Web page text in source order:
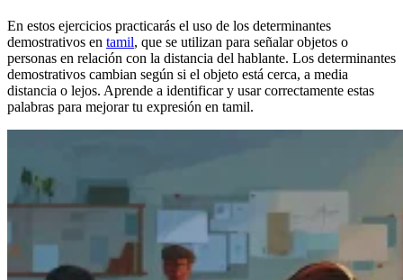
En estos ejercicios practicarás el uso de los determinantes
demostrativos en tamil, que se utilizan para señalar objetos o
personas en relación con la distancia del hablante. Los determinantes
demostrativos cambian según si el objeto está cerca, a media
distancia o lejos. Aprende a identificar y usar correctamente estas
palabras para mejorar tu expresión en tamil.